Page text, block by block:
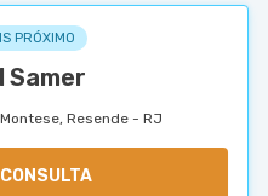
PRÓXIMO
Samer
Resende - RJ